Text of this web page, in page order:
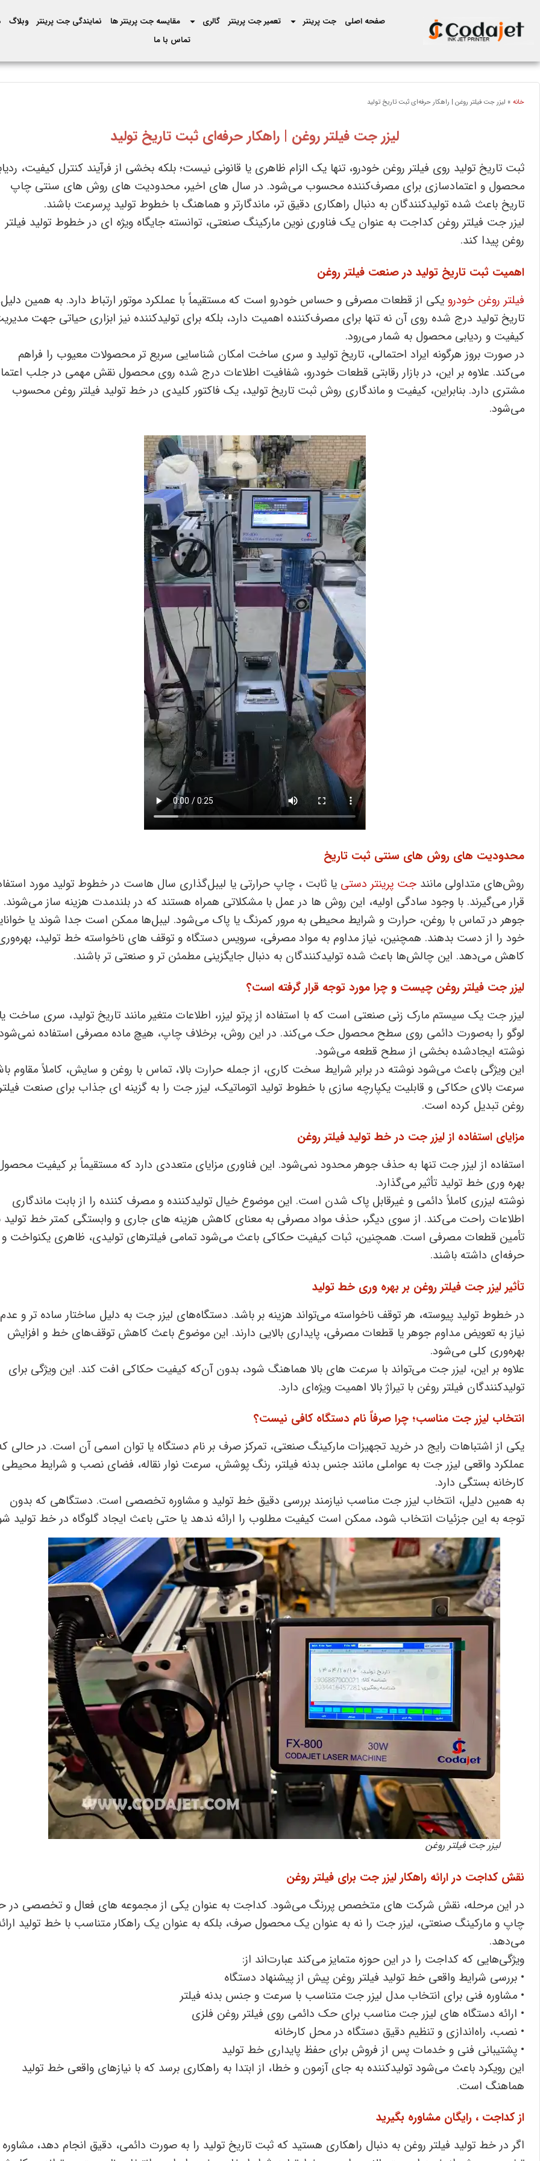
صفحه اصلی جت پرینتر تعمیر جت پرینتر گالری مقایسه جت پرینتر ها نمایندگی جت پرینتر وبلاگ
تماس با ما
خانه » لیزر جت فیلتر روغن | راهکار حرفه‌ای ثبت تاریخ تولید
لیزر جت فیلتر روغن | راهکار حرفه‌ای ثبت تاریخ تولید
ثبت تاریخ تولید روی فیلتر روغن خودرو، تنها یک الزام ظاهری یا قانونی نیست؛ بلکه بخشی از فرآیند کنترل کیفیت،
محصول و اعتمادسازی برای مصرف‌کننده محسوب می‌شود. در سال‌ های اخیر، محدودیت ‌های روش‌ های سنتی چاپ
تاریخ باعث شده تولیدکنندگان به‌ دنبال راهکاری دقیق ‌تر، ماندگارتر و هماهنگ با خطوط تولید پرسرعت باشند.
لیزر جت فیلتر روغن کداجت به‌ عنوان یک فناوری نوین مارکینگ صنعتی، توانسته جایگاه ویژه ‌ای در خطوط تولید فیلتر
روغن پیدا کند.
اهمیت ثبت تاریخ تولید در صنعت فیلتر روغن
فیلتر روغن خودرو یکی از قطعات مصرفی و حساس خودرو است که مستقیماً با عملکرد موتور ارتباط دارد. به همین
تاریخ تولید درج ‌شده روی آن نه ‌تنها برای مصرف‌کننده اهمیت دارد، بلکه برای تولیدکننده نیز ابزاری حیاتی جهت
کیفیت و ردیابی محصول به شمار می‌رود.
در صورت بروز هرگونه ایراد احتمالی، تاریخ تولید و سری ساخت امکان شناسایی سریع‌ تر محصولات معیوب را فراهم
می‌کند. علاوه بر این، در بازار رقابتی قطعات خودرو، شفافیت اطلاعات درج ‌شده روی محصول نقش مهمی در جلب
مشتری دارد. بنابراین، کیفیت و ماندگاری روش ثبت تاریخ تولید، یک فاکتور کلیدی در خط تولید فیلتر روغن محسوب
می‌شود.
محدودیت ‌های روش ‌های سنتی ثبت تاریخ
روش‌های متداولی مانند جت پرینتر دستی یا ثابت ، چاپ حرارتی یا لیبل‌گذاری سال‌ هاست در خطوط تولید مورد
قرار می‌گیرند. با وجود سادگی اولیه، این روش‌ ها در عمل با مشکلاتی همراه هستند که در بلندمدت هزینه ‌ساز می‌شوند.
جوهر در تماس با روغن، حرارت و شرایط محیطی به‌ مرور کمرنگ یا پاک می‌شود. لیبل‌ها ممکن است جدا شوند یا
خود را از دست بدهند. همچنین، نیاز مداوم به مواد مصرفی، سرویس دستگاه و توقف ‌های ناخواسته خط تولید،
کاهش می‌دهد. این چالش‌ها باعث شده تولیدکنندگان به ‌دنبال جایگزینی مطمئن ‌تر و صنعتی ‌تر باشند.
لیزر جت فیلتر روغن چیست و چرا مورد توجه قرار گرفته است؟
لیزر جت یک سیستم مارک ‌زنی صنعتی است که با استفاده از پرتو لیزر، اطلاعات متغیر مانند تاریخ تولید، سری ساخت
لوگو را به‌صورت دائمی روی سطح محصول حک می‌کند. در این روش، برخلاف چاپ، هیچ ماده مصرفی استفاده
نوشته ایجادشده بخشی از سطح قطعه می‌شود.
این ویژگی باعث می‌شود نوشته در برابر شرایط سخت کاری، از جمله حرارت بالا، تماس با روغن و سایش، کاملاً مقاوم
سرعت بالای حکاکی و قابلیت یکپارچه ‌سازی با خطوط تولید اتوماتیک، لیزر جت را به گزینه‌ ای جذاب برای صنعت
روغن تبدیل کرده است.
مزایای استفاده از لیزر جت در خط تولید فیلتر روغن
استفاده از لیزر جت تنها به حذف جوهر محدود نمی‌شود. این فناوری مزایای متعددی دارد که مستقیماً بر کیفیت
بهره ‌وری خط تولید تأثیر می‌گذارد.
نوشته لیزری کاملاً دائمی و غیرقابل پاک شدن است. این موضوع خیال تولیدکننده و مصرف ‌کننده را از بابت ماندگاری
اطلاعات راحت می‌کند. از سوی دیگر، حذف مواد مصرفی به‌ معنای کاهش هزینه ‌های جاری و وابستگی کمتر خط تولید
تأمین قطعات مصرفی است. همچنین، ثبات کیفیت حکاکی باعث می‌شود تمامی فیلترهای تولیدی، ظاهری یکنواخت و
حرفه‌ای داشته باشند.
تأثیر لیزر جت فیلتر روغن بر بهره ‌وری خط تولید
در خطوط تولید پیوسته، هر توقف ناخواسته می‌تواند هزینه‌ بر باشد. دستگاه‌های لیزر جت به دلیل ساختار ساده ‌تر و عدم
نیاز به تعویض مداوم جوهر یا قطعات مصرفی، پایداری بالایی دارند. این موضوع باعث کاهش توقف‌های خط و افزایش
بهره‌وری کلی می‌شود.
علاوه بر این، لیزر جت می‌تواند با سرعت ‌های بالا هماهنگ شود، بدون آن‌که کیفیت حکاکی افت کند. این ویژگی برای
تولیدکنندگان فیلتر روغن با تیراژ بالا اهمیت ویژه‌ای دارد.
انتخاب لیزر جت مناسب؛ چرا صرفاً نام دستگاه کافی نیست؟
یکی از اشتباهات رایج در خرید تجهیزات مارکینگ صنعتی، تمرکز صرف بر نام دستگاه یا توان اسمی آن است. در حالی
عملکرد واقعی لیزر جت به عواملی مانند جنس بدنه فیلتر، رنگ پوشش، سرعت نوار نقاله، فضای نصب و شرایط محیطی
کارخانه بستگی دارد.
به همین دلیل، انتخاب لیزر جت مناسب نیازمند بررسی دقیق خط تولید و مشاوره تخصصی است. دستگاهی که بدون
توجه به این جزئیات انتخاب شود، ممکن است کیفیت مطلوب را ارائه ندهد یا حتی باعث ایجاد گلوگاه در خط تولید
لیزر جت فیلتر روغن
نقش کداجت در ارائه راهکار لیزر جت برای فیلتر روغن
در این مرحله، نقش شرکت‌ های متخصص پررنگ می‌شود. کداجت به ‌عنوان یکی از مجموعه‌ های فعال و تخصصی در
چاپ و مارکینگ صنعتی، لیزر جت را نه به ‌عنوان یک محصول صرف، بلکه به ‌عنوان یک راهکار متناسب با خط تولید
می‌دهد.
ویژگی‌هایی که کداجت را در این حوزه متمایز می‌کند عبارت‌اند از:
• بررسی شرایط واقعی خط تولید فیلتر روغن پیش از پیشنهاد دستگاه
• مشاوره فنی برای انتخاب مدل لیزر جت متناسب با سرعت و جنس بدنه فیلتر
• ارائه دستگاه‌ های لیزر جت مناسب برای حک دائمی روی فیلتر روغن فلزی
• نصب، راه‌اندازی و تنظیم دقیق دستگاه در محل کارخانه
• پشتیبانی فنی و خدمات پس از فروش برای حفظ پایداری خط تولید
این رویکرد باعث می‌شود تولیدکننده به ‌جای آزمون و خطا، از ابتدا به راهکاری برسد که با نیازهای واقعی خط تولید
هماهنگ است.
از کداجت ، رایگان مشاوره بگیرید
اگر در خط تولید فیلتر روغن به ‌دنبال راهکاری هستید که ثبت تاریخ تولید را به‌ صورت دائمی، دقیق انجام دهد، مشاوره